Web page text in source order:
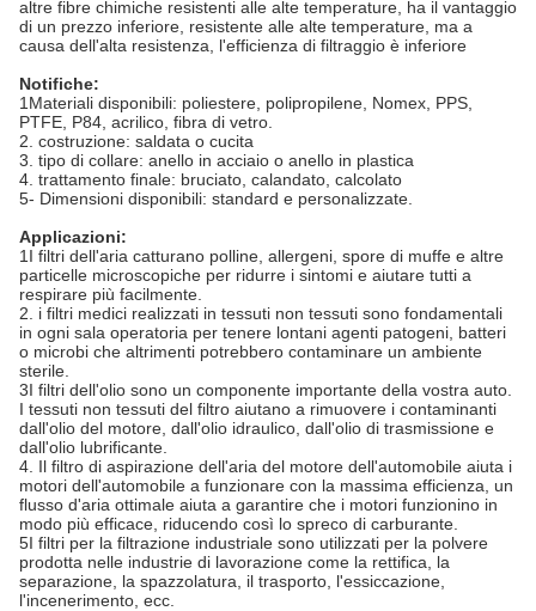
altre fibre chimiche resistenti alle alte temperature, ha il vantaggio
di un prezzo inferiore, resistente alle alte temperature, ma a
causa dell'alta resistenza, l'efficienza di filtraggio è inferiore
Notifiche:
1Materiali disponibili: poliestere, polipropilene, Nomex, PPS,
PTFE, P84, acrilico, fibra di vetro.
2. costruzione: saldata o cucita
3. tipo di collare: anello in acciaio o anello in plastica
4. trattamento finale: bruciato, calandato, calcolato
5- Dimensioni disponibili: standard e personalizzate.
Applicazioni:
1I filtri dell'aria catturano polline, allergeni, spore di muffe e altre
particelle microscopiche per ridurre i sintomi e aiutare tutti a
respirare più facilmente.
2. i filtri medici realizzati in tessuti non tessuti sono fondamentali
in ogni sala operatoria per tenere lontani agenti patogeni, batteri
o microbi che altrimenti potrebbero contaminare un ambiente
sterile.
3I filtri dell'olio sono un componente importante della vostra auto.
I tessuti non tessuti del filtro aiutano a rimuovere i contaminanti
dall'olio del motore, dall'olio idraulico, dall'olio di trasmissione e
dall'olio lubrificante.
4. Il filtro di aspirazione dell'aria del motore dell'automobile aiuta i
motori dell'automobile a funzionare con la massima efficienza, un
flusso d'aria ottimale aiuta a garantire che i motori funzionino in
modo più efficace, riducendo così lo spreco di carburante.
5I filtri per la filtrazione industriale sono utilizzati per la polvere
prodotta nelle industrie di lavorazione come la rettifica, la
separazione, la spazzolatura, il trasporto, l'essiccazione,
l'incenerimento, ecc.